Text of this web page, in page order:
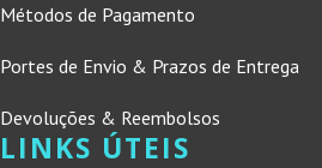
Métodos de Pagamento
Portes de Envio & Prazos de Entrega
Devoluções & Reembolsos
LINKS ÚTEIS